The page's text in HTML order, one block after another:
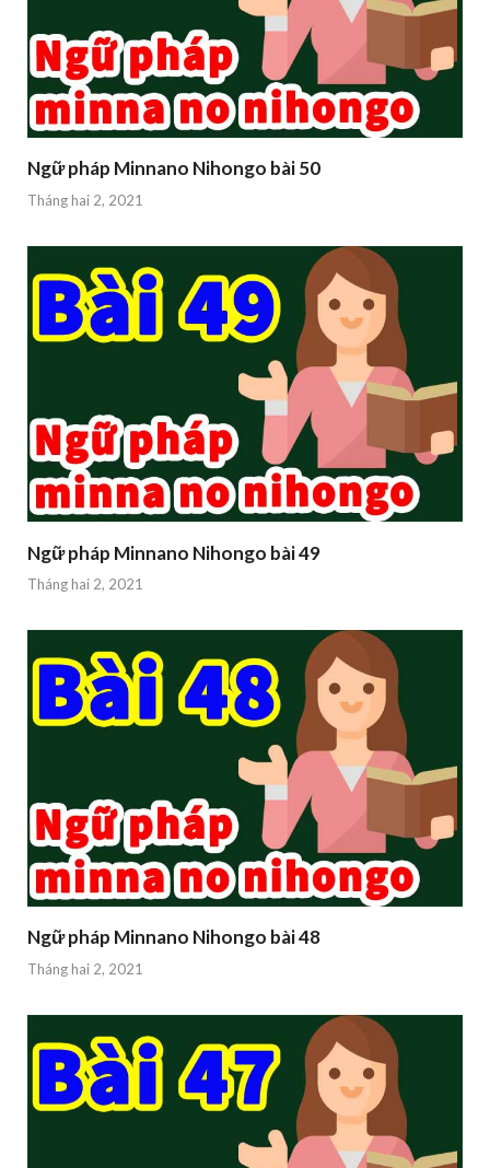
Ngữ pháp Minnano Nihongo bài 50
Tháng hai 2, 2021
Ngữ pháp Minnano Nihongo bài 49
Tháng hai 2, 2021
Ngữ pháp Minnano Nihongo bài 48
Tháng hai 2, 2021